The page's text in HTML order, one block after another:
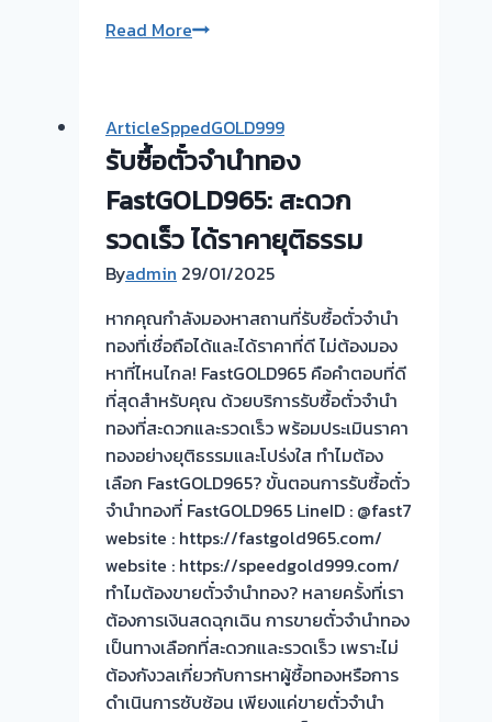
ลูกค้า
ไทร
ม้า
นนทบุรี
Read MoreSPEEDGOLD999
ราย
ละเอียด
ArticleSppedGOLD999
รับซื้อตั๋วจำนำทอง
FastGOLD965: สะดวก
รวดเร็ว ได้ราคายุติธรรม
Byadmin 29/01/2025
หากคุณกำลังมองหาสถานที่รับซื้อตั๋วจำนำ
ทองที่เชื่อถือได้และได้ราคาที่ดี ไม่ต้องมอง
หาที่ไหนไกล! FastGOLD965 คือคำตอบที่ดี
ที่สุดสำหรับคุณ ด้วยบริการรับซื้อตั๋วจำนำ
ทองที่สะดวกและรวดเร็ว พร้อมประเมินราคา
ทองอย่างยุติธรรมและโปร่งใส ทำไมต้อง
เลือก FastGOLD965? ขั้นตอนการรับซื้อตั๋ว
จำนำทองที่ FastGOLD965 LineID : @fast7
website : https://fastgold965.com/
website : https://speedgold999.com/
ทำไมต้องขายตั๋วจำนำทอง? หลายครั้งที่เรา
ต้องการเงินสดฉุกเฉิน การขายตั๋วจำนำทอง
เป็นทางเลือกที่สะดวกและรวดเร็ว เพราะไม่
ต้องกังวลเกี่ยวกับการหาผู้ซื้อทองหรือการ
ดำเนินการซับซ้อน เพียงแค่ขายตั๋วจำนำ